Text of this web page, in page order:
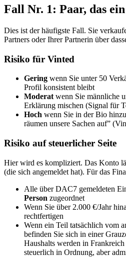
Fall Nr. 1: Paar, das
Dies ist der häufigste Fall. Sie
Partners oder Ihrer Partnerin über
Risiko für Vinted
Gering wenn Sie unter 50
Profil konsistent bleibt
Moderat wenn Sie männliche
Erklärung mischen (Signal für
Hoch wenn Sie in der Bio
räumen unsere Sachen auf”
Risiko auf steuerlicher Seite
Hier wird es kompliziert. Das Konto
(die sich angemeldet hat). Für das
Alle über DAC7 gemeldeten
Person zugeordnet
Wenn Sie über 2.000 €/Jahr
rechtfertigen
Wenn ein Teil tatsächlich vom
befinden Sie sich in einer
Haushalts werden in
steuerlich in Ordnung, aber